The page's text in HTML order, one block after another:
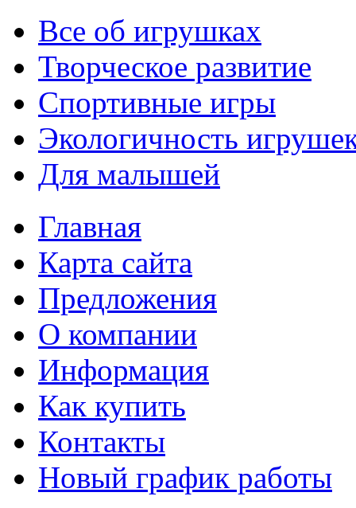
Все об игрушках
Творческое развитие
Спортивные игры
Экологичность
Для малышей
Главная
Карта сайта
Предложения
О компании
Информация
Как купить
Контакты
Новый график работы